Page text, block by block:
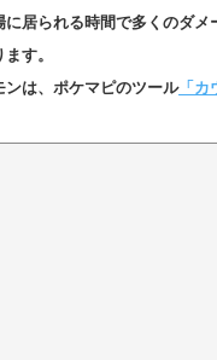
に居られる時間で多くのダ
す。
ンは、ポケマピのツール「カ